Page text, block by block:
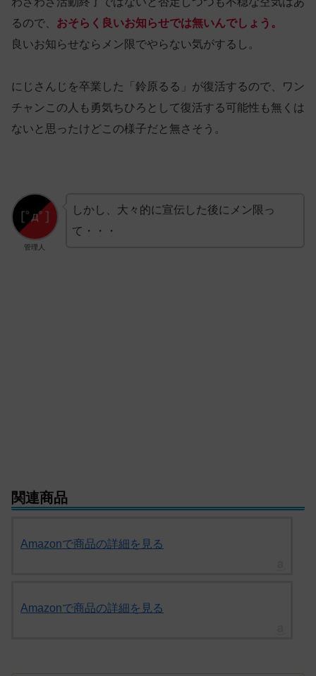
るので、 おそらく良いお知らせでは無いんでしょう。
良いお知らせならメン限でやらない気がするし。
にじさんじを卒業した「鈴原るる」が復活するので、ワン
チャンこの人も勇気ちひろとして復活する可能性も無くは
ないと思ったけどこの様子だと無さそう。
管理人
しかし、大々的に宣伝した後にメン限っ
て・・・
関連商品
Amazonで商品の詳細を見る
Amazonで商品の詳細を見る